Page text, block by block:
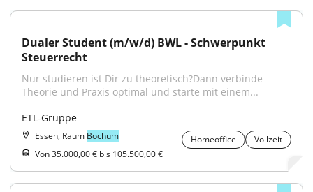
Dualer Student (m/w/d) BWL - Schwerpunkt
Steuerrecht
Nur studieren ist Dir zu theoretisch?Dann verbinde
Theorie und Praxis optimal und starte mit einem...
ETL-Gruppe
Essen, Raum Bochum Homeoffice
Vollzeit
Von 35.000,00 € bis 105.500,00 €